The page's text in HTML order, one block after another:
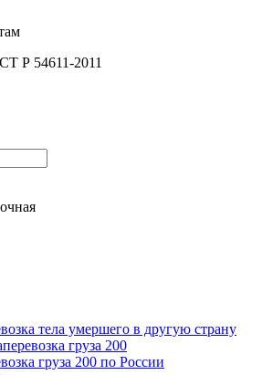
Р 54611-2011
тела умершего в другую страну
груза 200
груза 200 по России